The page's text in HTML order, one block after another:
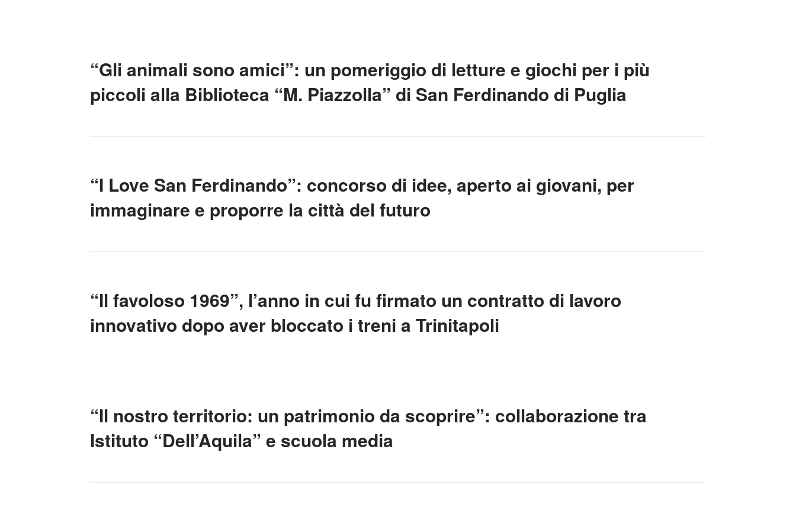
“Gli animali sono amici”: un pomeriggio di letture e giochi per i più
piccoli alla Biblioteca “M. Piazzolla” di San Ferdinando di Puglia
“I Love San Ferdinando”: concorso di idee, aperto ai giovani, per
immaginare e proporre la città del futuro
“Il favoloso 1969”, l’anno in cui fu firmato un contratto di lavoro
innovativo dopo aver bloccato i treni a Trinitapoli
“Il nostro territorio: un patrimonio da scoprire”: collaborazione tra
Istituto “Dell’Aquila” e scuola media